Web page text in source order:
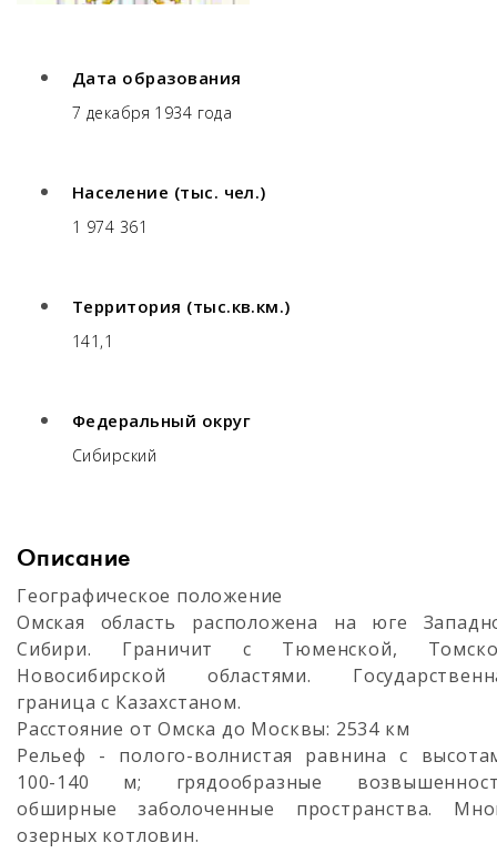
Дата образования
7 декабря 1934 года
Население (тыс. чел.)
1 974 361
Территория (тыс.кв.км.)
141,1
Федеральный округ
Сибирский
Описание
Географическое положение
Омская область расположена на юге
Сибири. Граничит с Тюменской,
Новосибирской областями.
граница с Казахстаном.
Расстояние от Омска до Москвы: 2534 км
Рельеф - полого-волнистая равнина с
100-140 м; грядообразные
обширные заболоченные пространства.
озерных котловин.